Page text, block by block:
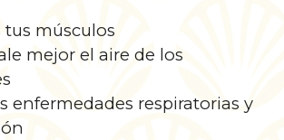
tus músculos
mejor el aire de los
enfermedades respiratorias y